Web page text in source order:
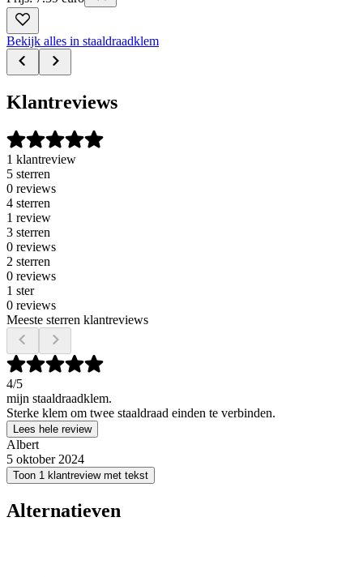
Bekijk alles in staaldraadklem
Klantreviews
1 klantreview
5 sterren
0 reviews
4 sterren
1 review
3 sterren
0 reviews
2 sterren
0 reviews
1 ster
0 reviews
Meeste sterren klantreviews
4/5
mijn staaldraadklem.
Sterke klem om twee staaldraad einden te verbinden.
Lees hele review
Albert
5 oktober 2024
Toon 1 klantreview met tekst
Alternatieven